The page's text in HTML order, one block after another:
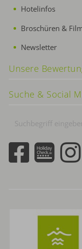
Hotelinfos
Broschüren &
Newsletter
Unsere
Suche & Social